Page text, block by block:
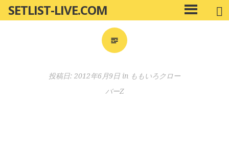
ン
SETLIST-LIVE.COM
メ
イ
投稿日: 2012年6月9日 in ももいろクロー
バーZ